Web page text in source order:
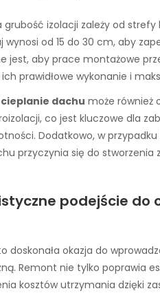
grubość izolacji zależy od
wynosi od 15 do 30 cm, aby
jest, aby prace montażowe
prawidłowe wykonanie i
dachu może również
co jest kluczowe dla
Dodatkowo, w
przyczynia się do
podejście do
okazja do
Remont nie tylko poprawia
kosztów utrzymania dzięki